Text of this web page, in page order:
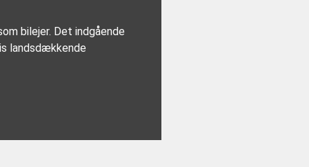
bilejer. Det indgående
landsdækkende